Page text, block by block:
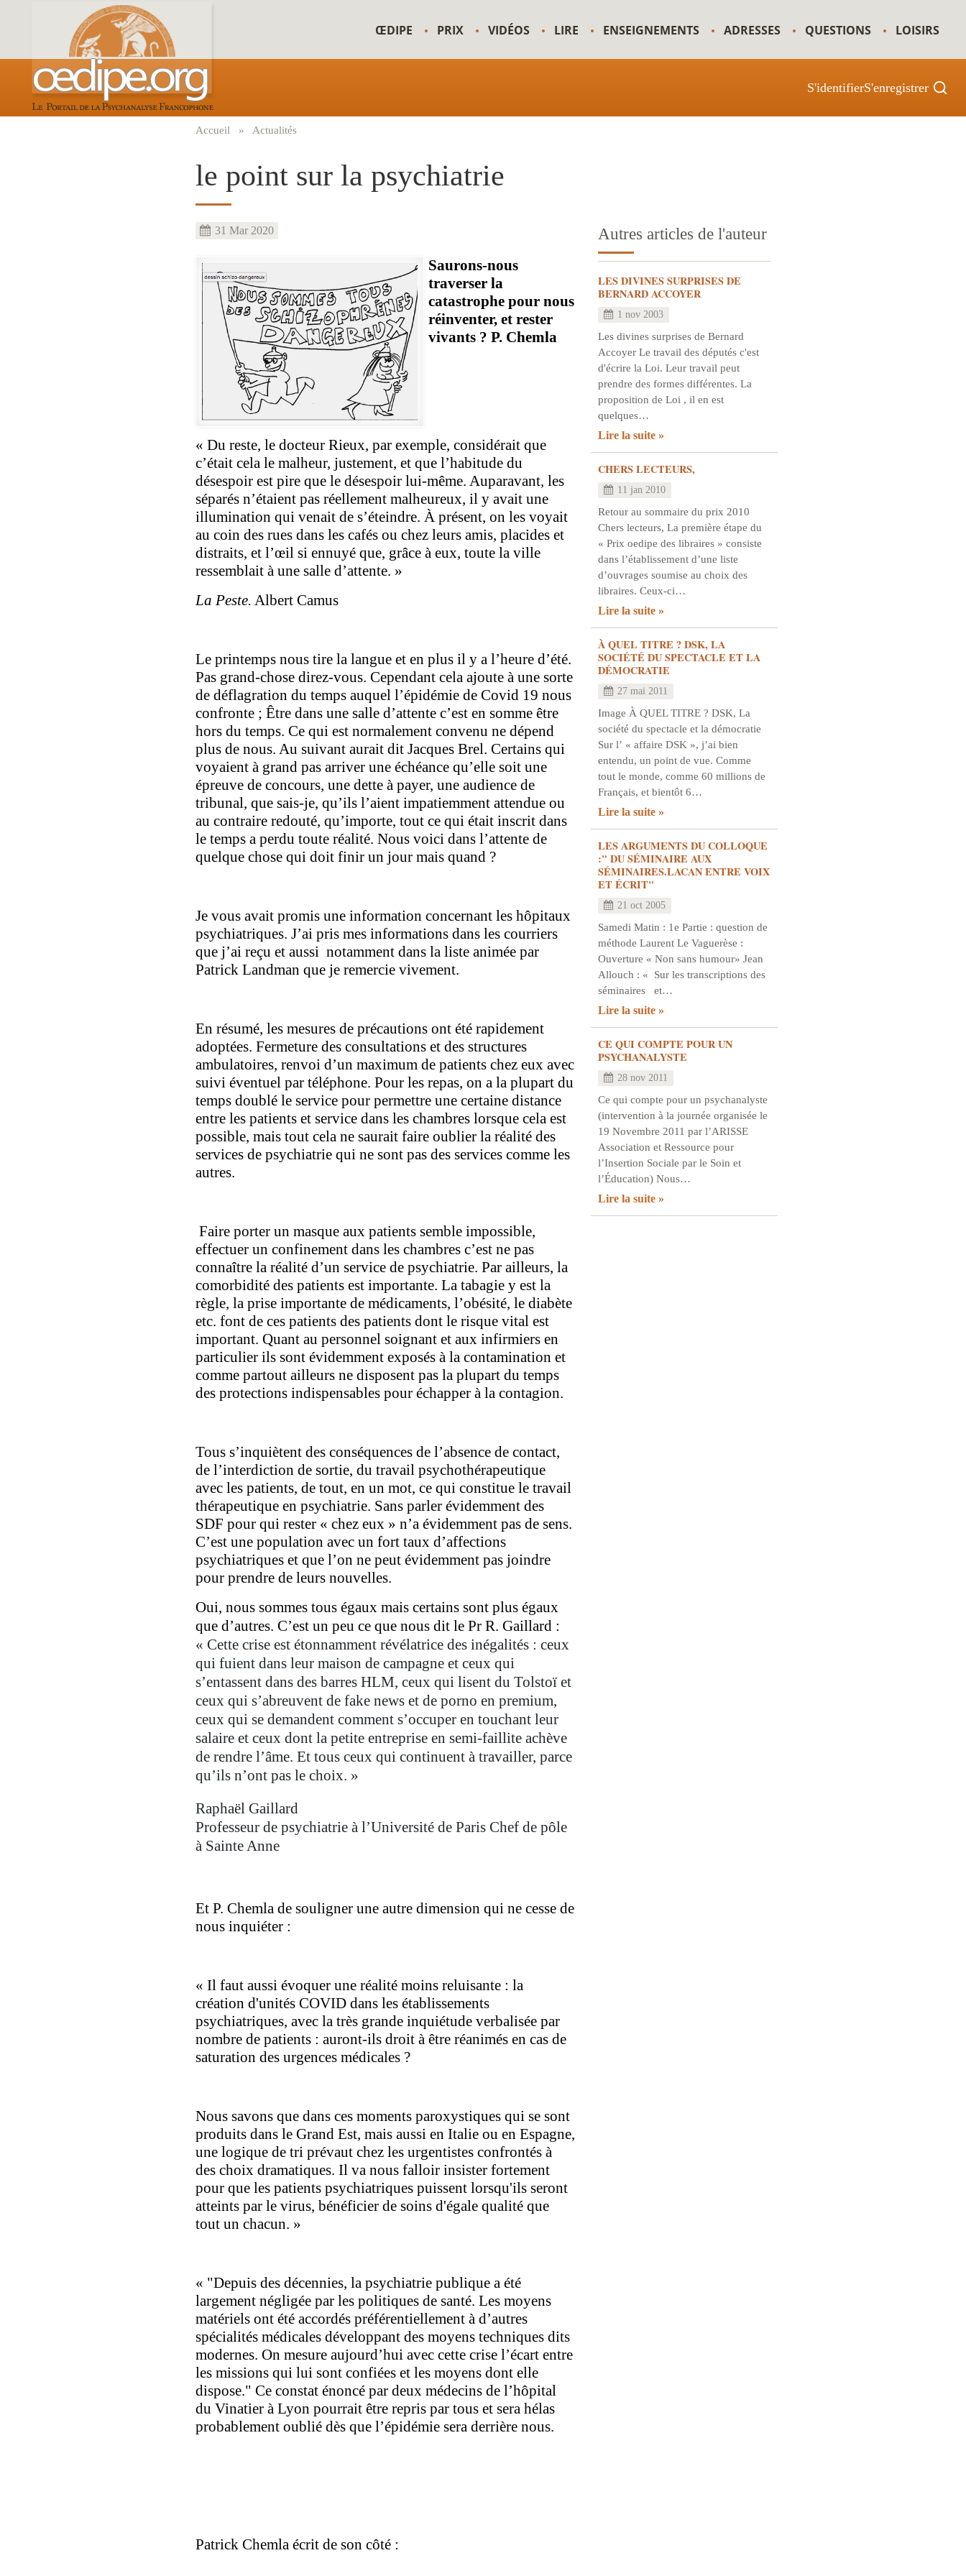
ŒDIPE PRIX VIDÉOS LIRE ENSEIGNEMENTS ADRESSES QUESTIONS LOISIRS
S'identifierS'enregistrer
d'Ariane
Accueil Actualités
le point sur la psychiatrie
31 Mar 2020
Image
Saurons-nous
traverser la
catastrophe pour nous
réinventer, et rester
vivants ? P. Chemla
« Du reste, le docteur Rieux, par exemple, considérait que
c’était cela le malheur, justement, et que l’habitude du
désespoir est pire que le désespoir lui-même. Auparavant, les
séparés n’étaient pas réellement malheureux, il y avait une
illumination qui venait de s’éteindre. À présent, on les voyait
au coin des rues dans les cafés ou chez leurs amis, placides et
distraits, et l’œil si ennuyé que, grâce à eux, toute la ville
ressemblait à une salle d’attente. »
La Peste. Albert Camus
Le printemps nous tire la langue et en plus il y a l’heure d’été.
Pas grand-chose direz-vous. Cependant cela ajoute à une sorte
de déflagration du temps auquel l’épidémie de Covid 19 nous
confronte ; Être dans une salle d’attente c’est en somme être
hors du temps. Ce qui est normalement convenu ne dépend
plus de nous. Au suivant aurait dit Jacques Brel. Certains qui
voyaient à grand pas arriver une échéance qu’elle soit une
épreuve de concours, une dette à payer, une audience de
tribunal, que sais-je, qu’ils l’aient impatiemment attendue ou
au contraire redouté, qu’importe, tout ce qui était inscrit dans
le temps a perdu toute réalité. Nous voici dans l’attente de
quelque chose qui doit finir un jour mais quand ?
Je vous avait promis une information concernant les hôpitaux
psychiatriques. J’ai pris mes informations dans les courriers
que j’ai reçu et aussi notamment dans la liste animée par
Patrick Landman que je remercie vivement.
En résumé, les mesures de précautions ont été rapidement
adoptées. Fermeture des consultations et des structures
ambulatoires, renvoi d’un maximum de patients chez eux avec
suivi éventuel par téléphone. Pour les repas, on a la plupart du
temps doublé le service pour permettre une certaine distance
entre les patients et service dans les chambres lorsque cela est
possible, mais tout cela ne saurait faire oublier la réalité des
services de psychiatrie qui ne sont pas des services comme les
autres.
Faire porter un masque aux patients semble impossible,
effectuer un confinement dans les chambres c’est ne pas
connaître la réalité d’un service de psychiatrie. Par ailleurs, la
comorbidité des patients est importante. La tabagie y est la
règle, la prise importante de médicaments, l’obésité, le diabète
etc. font de ces patients des patients dont le risque vital est
important. Quant au personnel soignant et aux infirmiers en
particulier ils sont évidemment exposés à la contamination et
comme partout ailleurs ne disposent pas la plupart du temps
des protections indispensables pour échapper à la contagion.
Tous s’inquiètent des conséquences de l’absence de contact,
de l’interdiction de sortie, du travail psychothérapeutique
avec les patients, de tout, en un mot, ce qui constitue le travail
thérapeutique en psychiatrie. Sans parler évidemment des
SDF pour qui rester « chez eux » n’a évidemment pas de sens.
C’est une population avec un fort taux d’affections
psychiatriques et que l’on ne peut évidemment pas joindre
pour prendre de leurs nouvelles.
Oui, nous sommes tous égaux mais certains sont plus égaux
que d’autres. C’est un peu ce que nous dit le Pr R. Gaillard :
« Cette crise est étonnamment révélatrice des inégalités : ceux
qui fuient dans leur maison de campagne et ceux qui
s’entassent dans des barres HLM, ceux qui lisent du Tolstoï et
ceux qui s’abreuvent de fake news et de porno en premium,
ceux qui se demandent comment s’occuper en touchant leur
salaire et ceux dont la petite entreprise en semi-faillite achève
de rendre l’âme. Et tous ceux qui continuent à travailler, parce
qu’ils n’ont pas le choix. »
Raphaël Gaillard
Professeur de psychiatrie à l’Université de Paris Chef de pôle
à Sainte Anne
Et P. Chemla de souligner une autre dimension qui ne cesse de
nous inquiéter :
« Il faut aussi évoquer une réalité moins reluisante : la
création d'unités COVID dans les établissements
psychiatriques, avec la très grande inquiétude verbalisée par
nombre de patients : auront-ils droit à être réanimés en cas de
saturation des urgences médicales ?
Nous savons que dans ces moments paroxystiques qui se sont
produits dans le Grand Est, mais aussi en Italie ou en Espagne,
une logique de tri prévaut chez les urgentistes confrontés à
des choix dramatiques. Il va nous falloir insister fortement
pour que les patients psychiatriques puissent lorsqu'ils seront
atteints par le virus, bénéficier de soins d'égale qualité que
tout un chacun. »
« "Depuis des décennies, la psychiatrie publique a été
largement négligée par les politiques de santé. Les moyens
matériels ont été accordés préférentiellement à d’autres
spécialités médicales développant des moyens techniques dits
modernes. On mesure aujourd’hui avec cette crise l’écart entre
les missions qui lui sont confiées et les moyens dont elle
dispose." Ce constat énoncé par deux médecins de l’hôpital
du Vinatier à Lyon pourrait être repris par tous et sera hélas
probablement oublié dès que l’épidémie sera derrière nous.
Patrick Chemla écrit de son côté :
Autres articles de l'auteur
LES DIVINES SURPRISES DE
BERNARD ACCOYER
1 nov 2003
Les divines surprises de Bernard
Accoyer Le travail des députés c'est
d'écrire la Loi. Leur travail peut
prendre des formes différentes. La
proposition de Loi , il en est
quelques…
Lire la suite
CHERS LECTEURS,
11 jan 2010
Retour au sommaire du prix 2010
Chers lecteurs, La première étape du
« Prix oedipe des libraires » consiste
dans l’établissement d’une liste
d’ouvrages soumise au choix des
libraires. Ceux-ci…
Lire la suite
À QUEL TITRE ? DSK, LA
SOCIÉTÉ DU SPECTACLE ET LA
DÉMOCRATIE
27 mai 2011
Image À QUEL TITRE ? DSK, La
société du spectacle et la démocratie
Sur l’ « affaire DSK », j’ai bien
entendu, un point de vue. Comme
tout le monde, comme 60 millions de
Français, et bientôt 6…
Lire la suite
LES ARGUMENTS DU COLLOQUE
:" DU SÉMINAIRE AUX
SÉMINAIRES.LACAN ENTRE VOIX
ET ÉCRIT"
21 oct 2005
Samedi Matin : 1e Partie : question de
méthode Laurent Le Vaguerèse :
Ouverture « Non sans humour» Jean
Allouch : « Sur les transcriptions des
séminaires et…
Lire la suite
CE QUI COMPTE POUR UN
PSYCHANALYSTE
28 nov 2011
Ce qui compte pour un psychanalyste
(intervention à la journée organisée le
19 Novembre 2011 par l’ARISSE
Association et Ressource pour
l’Insertion Sociale par le Soin et
l’Éducation) Nous…
Lire la suite